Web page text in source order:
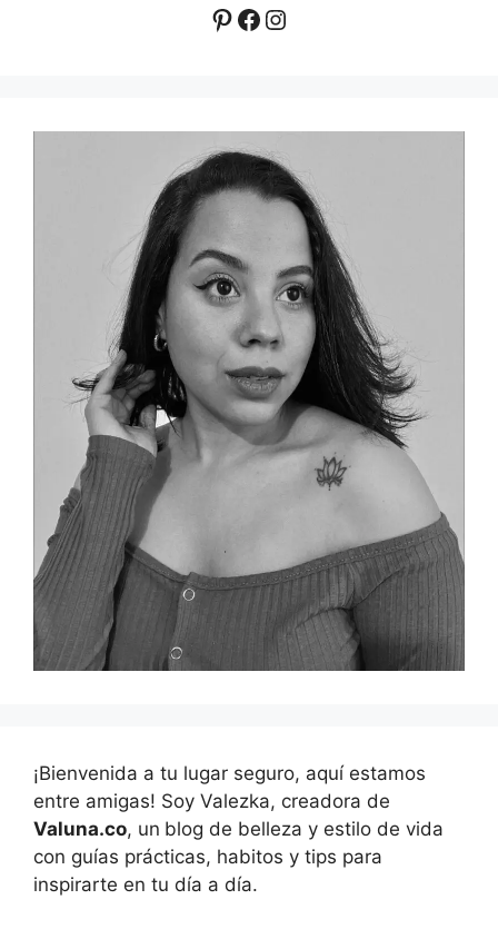
Pinterest
Facebook
Instagram
¡Bienvenida a tu lugar seguro, aquí estamos
entre amigas! Soy Valezka, creadora de
Valuna.co, un blog de belleza y estilo de vida
con guías prácticas, habitos y tips para
inspirarte en tu día a día.